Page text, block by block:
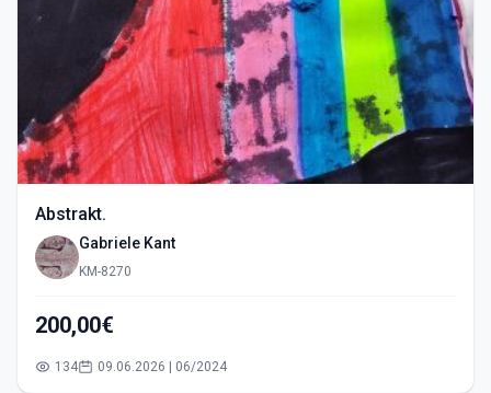
Abstrakt.
Gabriele Kant
KM-8270
200,00€
134 09.06.2026 | 06/2024